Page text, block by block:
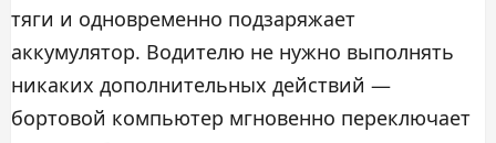
тяги и одновременно подзаряжает
аккумулятор. Водителю не нужно выполнять
никаких дополнительных действий —
бортовой компьютер мгновенно переключает